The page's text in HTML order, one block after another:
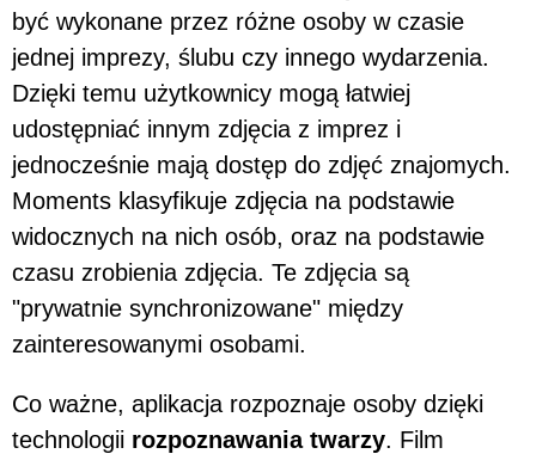
być wykonane przez różne osoby w czasie
jednej imprezy, ślubu czy innego wydarzenia.
Dzięki temu użytkownicy mogą łatwiej
udostępniać innym zdjęcia z imprez i
jednocześnie mają dostęp do zdjęć znajomych.
Moments klasyfikuje zdjęcia na podstawie
widocznych na nich osób, oraz na podstawie
czasu zrobienia zdjęcia. Te zdjęcia są
"prywatnie synchronizowane" między
zainteresowanymi osobami.
Co ważne, aplikacja rozpoznaje osoby dzięki
technologii rozpoznawania twarzy. Film